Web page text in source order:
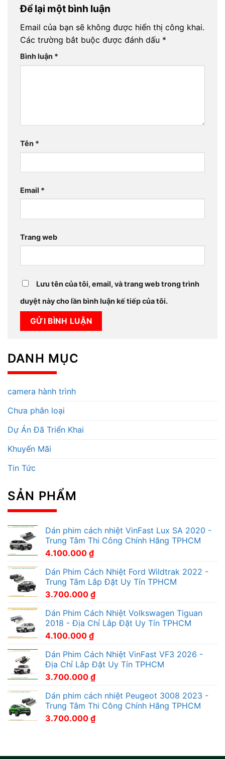
Để lại một bình luận
Email của bạn sẽ không được hiển thị công khai.
Các trường bắt buộc được đánh dấu *
Bình luận *
Tên *
Email *
Trang web
Lưu tên của tôi, email, và trang web trong trình
duyệt này cho lần bình luận kế tiếp của tôi.
DANH MỤC
camera hành trình
Chưa phân loại
Dự Án Đã Triển Khai
Khuyến Mãi
Tin Tức
SẢN PHẨM
Dán phim cách nhiệt VinFast Lux SA 2020 -
Trung Tâm Thi Công Chính Hãng TPHCM
4.100.000 ₫
Dán Phim Cách Nhiệt Ford Wildtrak 2022 -
Trung Tâm Lắp Đặt Uy Tín TPHCM
3.700.000 ₫
Dán Phim Cách Nhiệt Volkswagen Tiguan
2018 - Địa Chỉ Lắp Đặt Uy Tín TPHCM
4.100.000 ₫
Dán Phim Cách Nhiệt VinFast VF3 2026 -
Địa Chỉ Lắp Đặt Uy Tín TPHCM
3.700.000 ₫
Dán phim cách nhiệt Peugeot 3008 2023 -
Trung Tâm Thi Công Chính Hãng TPHCM
3.700.000 ₫